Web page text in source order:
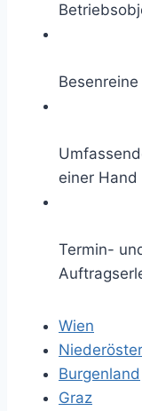
einer Hand
Termin-
Wien
Burgenland
Graz